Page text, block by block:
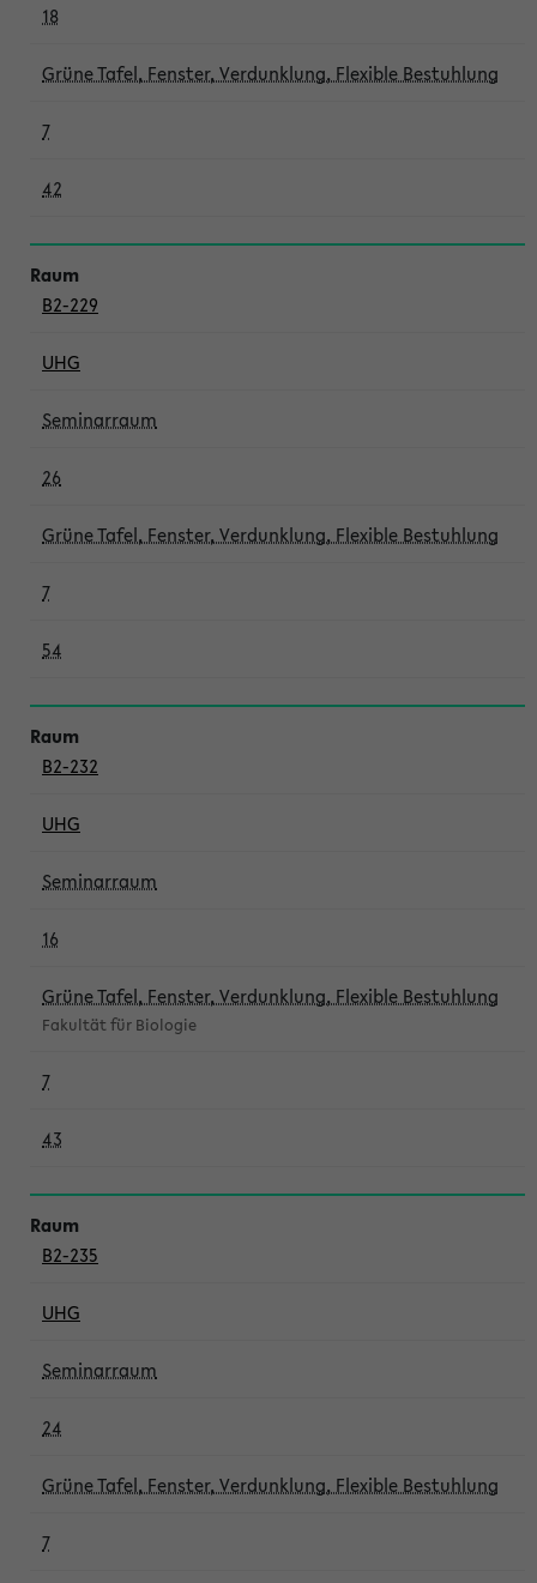
18
Grüne Tafel, Fenster, Verdunklung, Flexible Bestuhlung
7
42
B2-229
UHG
Seminarraum
26
Grüne Tafel, Fenster, Verdunklung, Flexible Bestuhlung
7
54
B2-232
UHG
Seminarraum
16
Grüne Tafel, Fenster, Verdunklung, Flexible Bestuhlung
Fakultät für Biologie
7
43
B2-235
UHG
Seminarraum
24
Grüne Tafel, Fenster, Verdunklung, Flexible Bestuhlung
7